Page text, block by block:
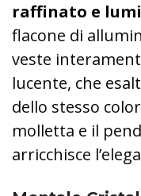
raffinato e
flacone di
veste
lucente, che
dello stesso
molletta e il
arricchisce